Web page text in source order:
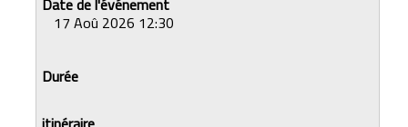
17 Aoû 2026 12:30